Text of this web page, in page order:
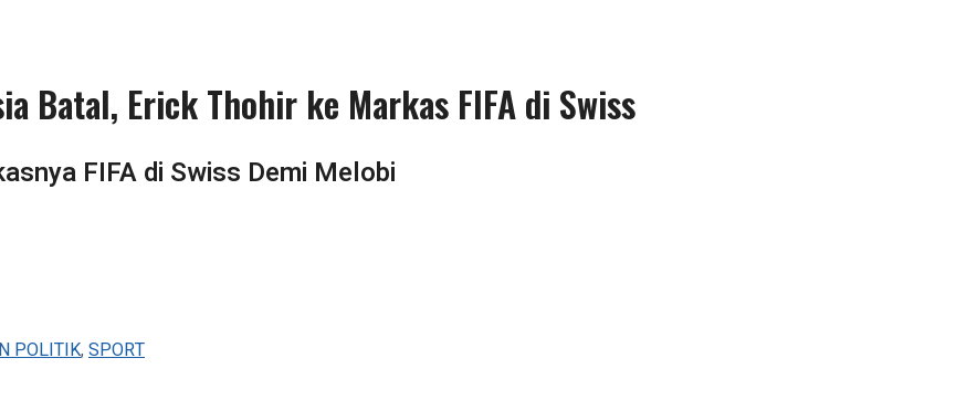
Batal, Erick Thohir ke Markas FIFA di Swiss
FIFA di Swiss Demi Melobi
POLITIK,SPORT